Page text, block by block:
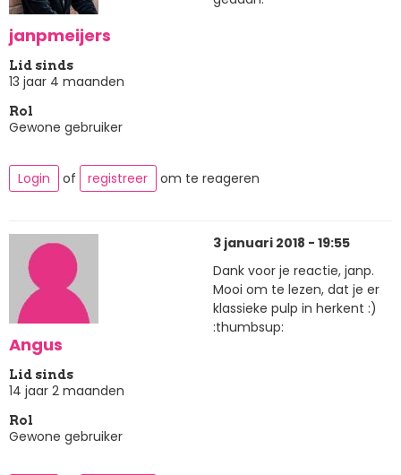
janpmeijers
Lid sinds
13 jaar 4 maanden
Rol
Gewone gebruiker
Login of registreer om te reageren
Angus
Lid sinds
14 jaar 2 maanden
Rol
Gewone gebruiker
3 januari 2018 - 19:55
Dank voor je reactie, janp.
Mooi om te lezen, dat je er
klassieke pulp in herkent :)
:thumbsup: